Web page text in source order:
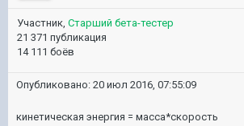
Участник, Старший бета-тестер
21 371 публикация
14 111 боёв
Опубликовано: 20 июл 2016, 07:55:09
кинетическая энергия = масса*скорость